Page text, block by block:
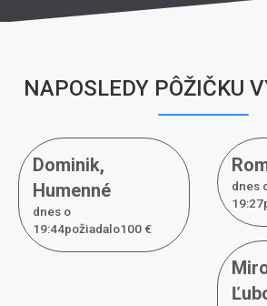
NAPOSLEDY PÔŽIČKU
Dominik,
Humenné
dnes o
19:44požiadalo100 €
dnes